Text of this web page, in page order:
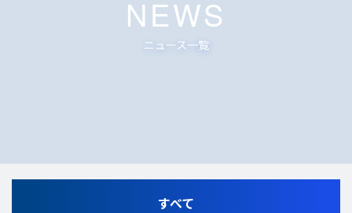
NEWS
ニュース一覧
すべて